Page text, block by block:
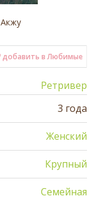
Акжу
добавить в Любимые
Ретривер
3 года
Женский
Крупный
Семейная